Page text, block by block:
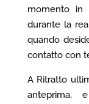
momento in
durante la
quando
contatto con
A Ritratto
anteprima,